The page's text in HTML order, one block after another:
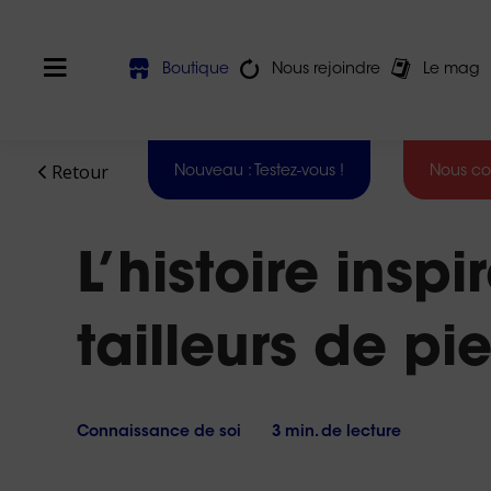
Boutique Nous rejoindre Le mag
Nouveau : Testez-vous !
faire une
reconversion
?
Test des 16
softs skills
Harmony®
VAE
Nous
agences
sont
Du
lundi
Retour
L’histoire
tailleurs de
Connaissance de soi 3 min. de lecture